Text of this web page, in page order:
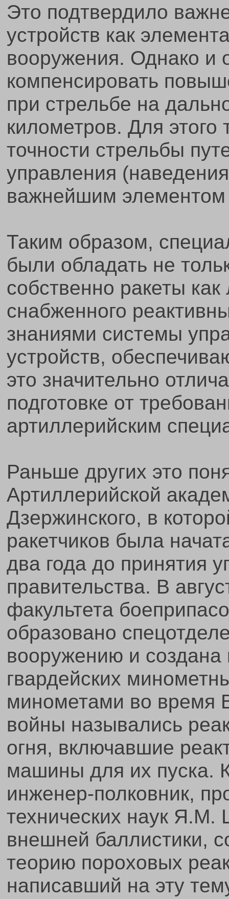
Это подтвердило
устройств как
вооружения. Однако и
компенсировать
при стрельбе на
километров. Для
точности стрельбы
управления
важнейшим элементом
Таким образом,
были обладать не
собственно ракеты
снабженного
знаниями системы
устройств,
это значительно
подготовке от
артиллерийским
Раньше других это
Артиллерийской
Дзержинского, в
ракетчиков была
два года до принятия
правительства. В
факультета
образовано
вооружению и
гвардейских
минометами во время
войны назывались
огня, включавшие
машины для их пуска.
инженер-полковник,
технических наук
внешней баллистики,
теорию пороховых
написавший на эту